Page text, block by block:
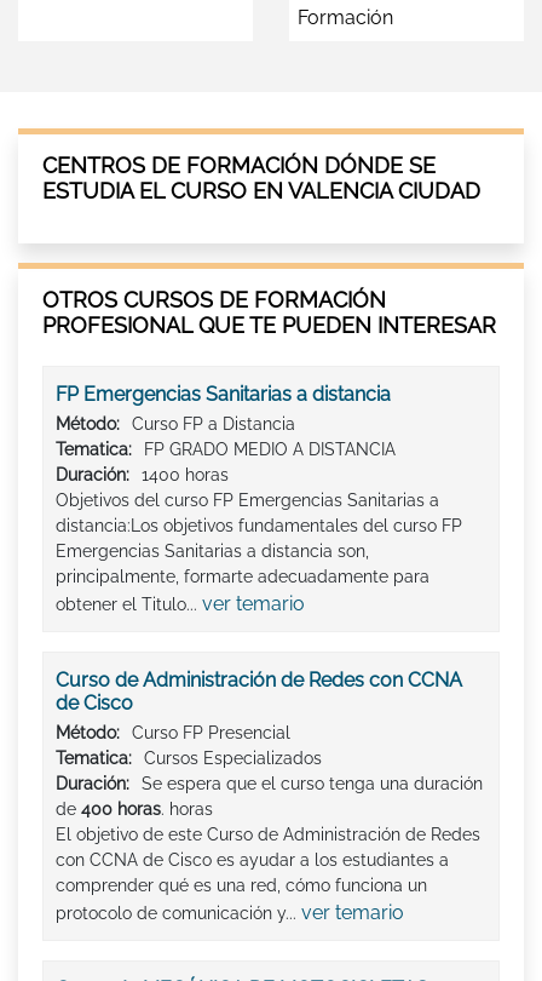
Formación
CENTROS DE FORMACIÓN DÓNDE SE
ESTUDIA EL CURSO EN VALENCIA CIUDAD
OTROS CURSOS DE FORMACIÓN
PROFESIONAL QUE TE PUEDEN INTERESAR
FP Emergencias Sanitarias a distancia
Método:
Curso FP a Distancia
Tematica:
FP GRADO MEDIO A DISTANCIA
Duración:
1400 horas
Objetivos del curso FP Emergencias Sanitarias a
distancia:Los objetivos fundamentales del curso FP
Emergencias Sanitarias a distancia son,
principalmente, formarte adecuadamente para
obtener el Titulo... ver temario
Curso de Administración de Redes con CCNA
de Cisco
Método:
Curso FP Presencial
Tematica:
Cursos Especializados
Duración:
Se espera que el curso tenga una duración
de 400 horas. horas
El objetivo de este Curso de Administración de Redes
con CCNA de Cisco es ayudar a los estudiantes a
comprender qué es una red, cómo funciona un
protocolo de comunicación y... ver temario